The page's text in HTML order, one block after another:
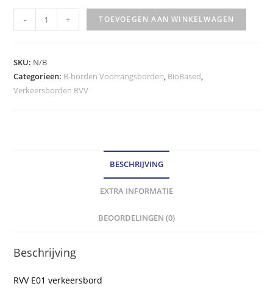
Verkeersbord
model
E01
klasse
- + TOEVOEGEN AAN WINKELWAGEN
SKU: N/B
Categorieën: B-borden Voorrangsborden, BioBased,
Verkeersborden RVV
BESCHRIJVING
EXTRA INFORMATIE
BEOORDELINGEN (0)
Beschrijving
RVV E01 verkeersbord